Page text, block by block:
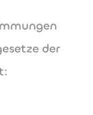
der